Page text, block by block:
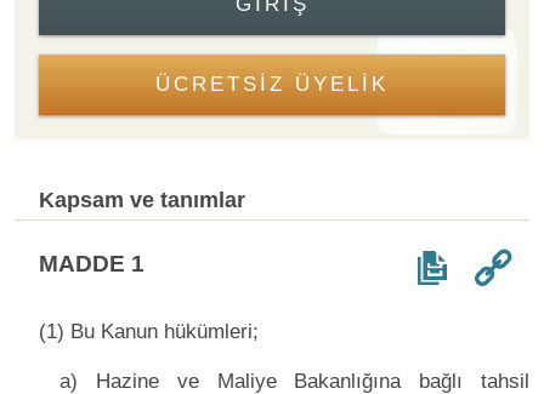
GIRIŞ
ÜCRETSİZ ÜYELİK
Kapsam ve tanımlar
MADDE 1
(1) Bu Kanun hükümleri;
a) Hazine ve Maliye Bakanlığına bağlı tahsil